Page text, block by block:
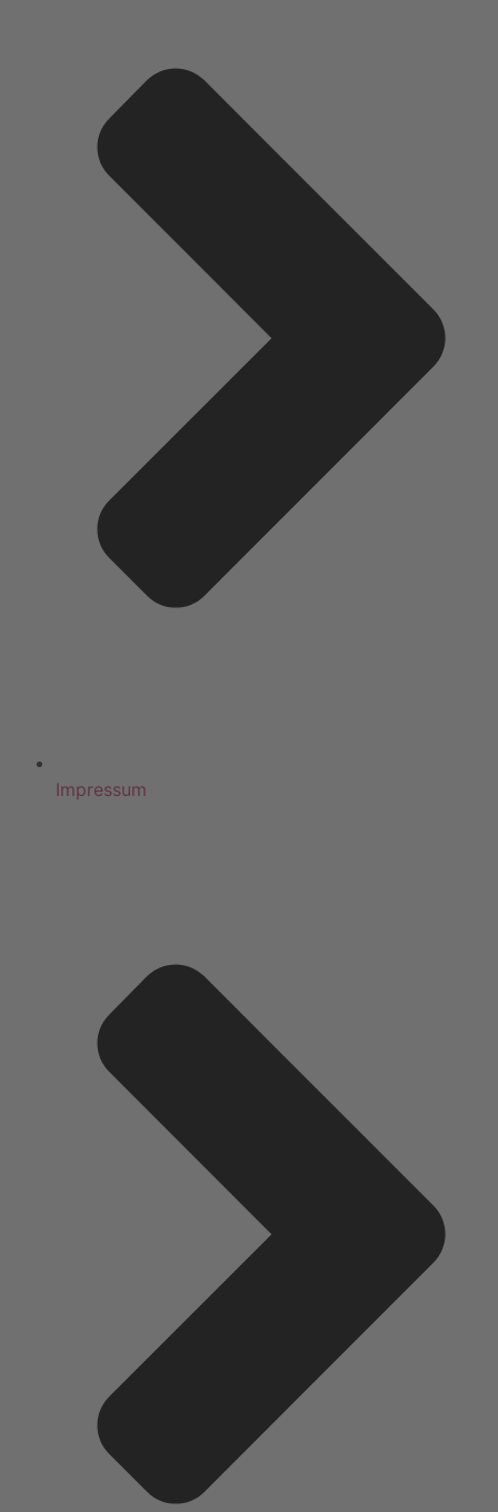
Impressum